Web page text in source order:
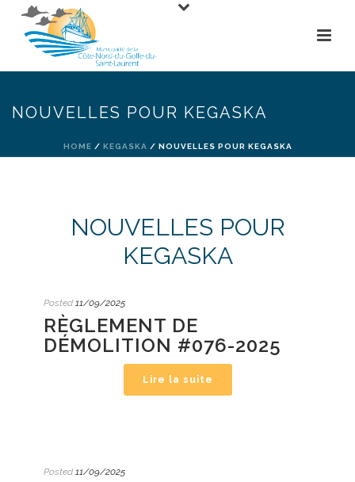
NOUVELLES POUR KEGASKA
HOME / KEGASKA / NOUVELLES POUR KEGASKA
NOUVELLES POUR
KEGASKA
Posted 11/09/2025
RÈGLEMENT DE
DÉMOLITION #076-2025
Lire la suite
Posted 11/09/2025